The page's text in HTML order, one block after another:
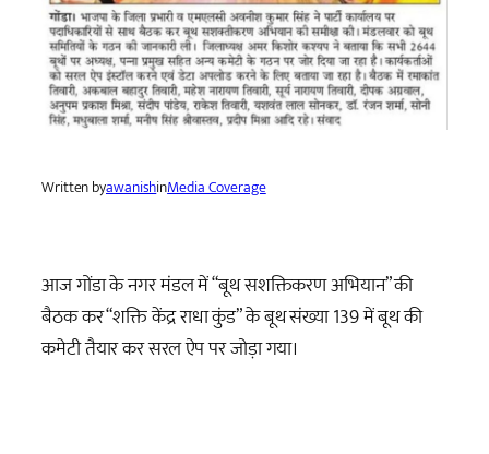
Written byawanishinMedia Coverage
आज गोंडा के नगर मंडल में “बूथ सशक्तिकरण अभियान” की
बैठक कर “शक्ति केंद्र राधा कुंड” के बूथ संख्या 139 में बूथ की
कमेटी तैयार कर सरल ऐप पर जोड़ा गया।